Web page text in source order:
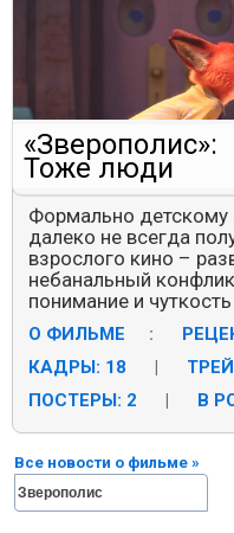
«Зверополис»:
Тоже люди
Формально детскому
далеко не всегда
взрослого кино –
небанальный
понимание и
О ФИЛЬМЕ :
КАДРЫ: 18
|
ПОСТЕРЫ: 2
| В
Все новости о фильме »